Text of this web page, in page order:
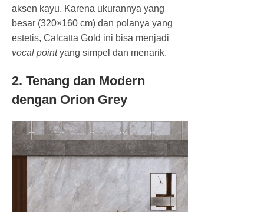
aksen kayu. Karena ukurannya yang
besar (320×160 cm) dan polanya yang
estetis, Calcatta Gold ini bisa menjadi
vocal pointyang simpel dan menarik.
2. Tenang dan Modern
dengan Orion Grey